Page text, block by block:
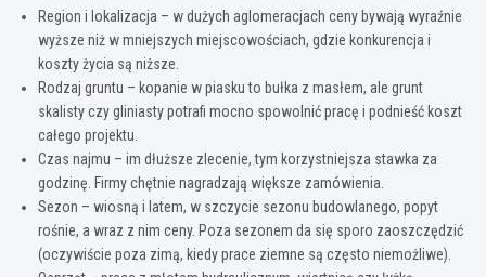
Region i lokalizacja – w dużych aglomeracjach ceny bywają wyraźnie
wyższe niż w mniejszych miejscowościach, gdzie konkurencja i
koszty życia są niższe.
Rodzaj gruntu – kopanie w piasku to bułka z masłem, ale grunt
skalisty czy gliniasty potrafi mocno spowolnić pracę i podnieść koszt
całego projektu.
Czas najmu – im dłuższe zlecenie, tym korzystniejsza stawka za
godzinę. Firmy chętnie nagradzają większe zamówienia.
Sezon – wiosną i latem, w szczycie sezonu budowlanego, popyt
rośnie, a wraz z nim ceny. Poza sezonem da się sporo zaoszczędzić
(oczywiście poza zimą, kiedy prace ziemne są często niemożliwe).